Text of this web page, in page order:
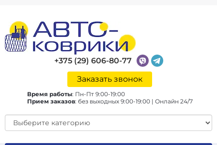
+375 (29) 606-80-77
Заказать звонок
Время работы: Пн-Пт 9:00-19:00
Прием заказов: без выходных 9:00-19:00 | Онлайн 24/7